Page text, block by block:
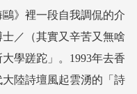
》裡一段自我調侃的介
／（其實又辛苦又無啥
學蹉跎」。1993年去香
陸詩壇風起雲湧的「詩